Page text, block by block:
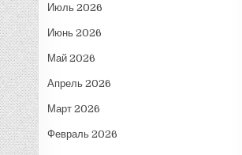
Июль 2026
Июнь 2026
Май 2026
Апрель 2026
Март 2026
Февраль 2026